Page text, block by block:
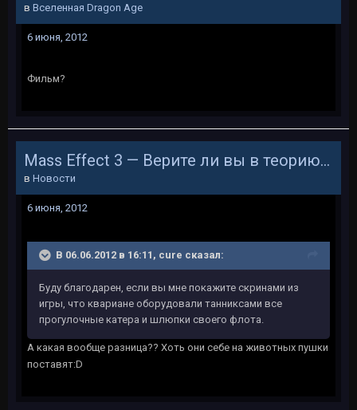
в Вселенная Dragon Age
6 июня, 2012
Фильм?
Mass Effect 3 — Верите ли вы в теорию индоктринации?
в Новости
6 июня, 2012
В 06.06.2012 в 16:11, cure сказал:
Буду благодарен, если вы мне покажите скринами из
игры, что квариане оборудовали танниксами все
прогулочные катера и шлюпки своего флота.
А какая вообще разница?? Хоть они себе на животных пушки
поставят:D